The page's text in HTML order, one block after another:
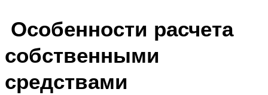
Особенности расчета
собственными
средствами